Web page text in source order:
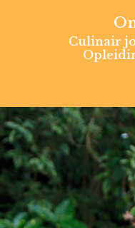
Culinair